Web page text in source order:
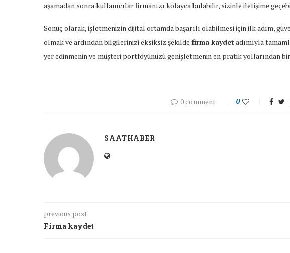
aşamadan sonrakullanıcılarfirmanızı kolaycabulabilir, sizinle iletişime
Sonuç olarak,işletmenizindijital ortamdabaşarılı olabilmesiiçinilkadım,
olmakve ardındanbilgilerinizieksiksiz şekilde firma kaydet adımıyla
yeredinmeninve müşteri portföyünüzügenişletmeninen pratikyollarından
0 comment 0
SAATHABER
previous post
Firma kaydet